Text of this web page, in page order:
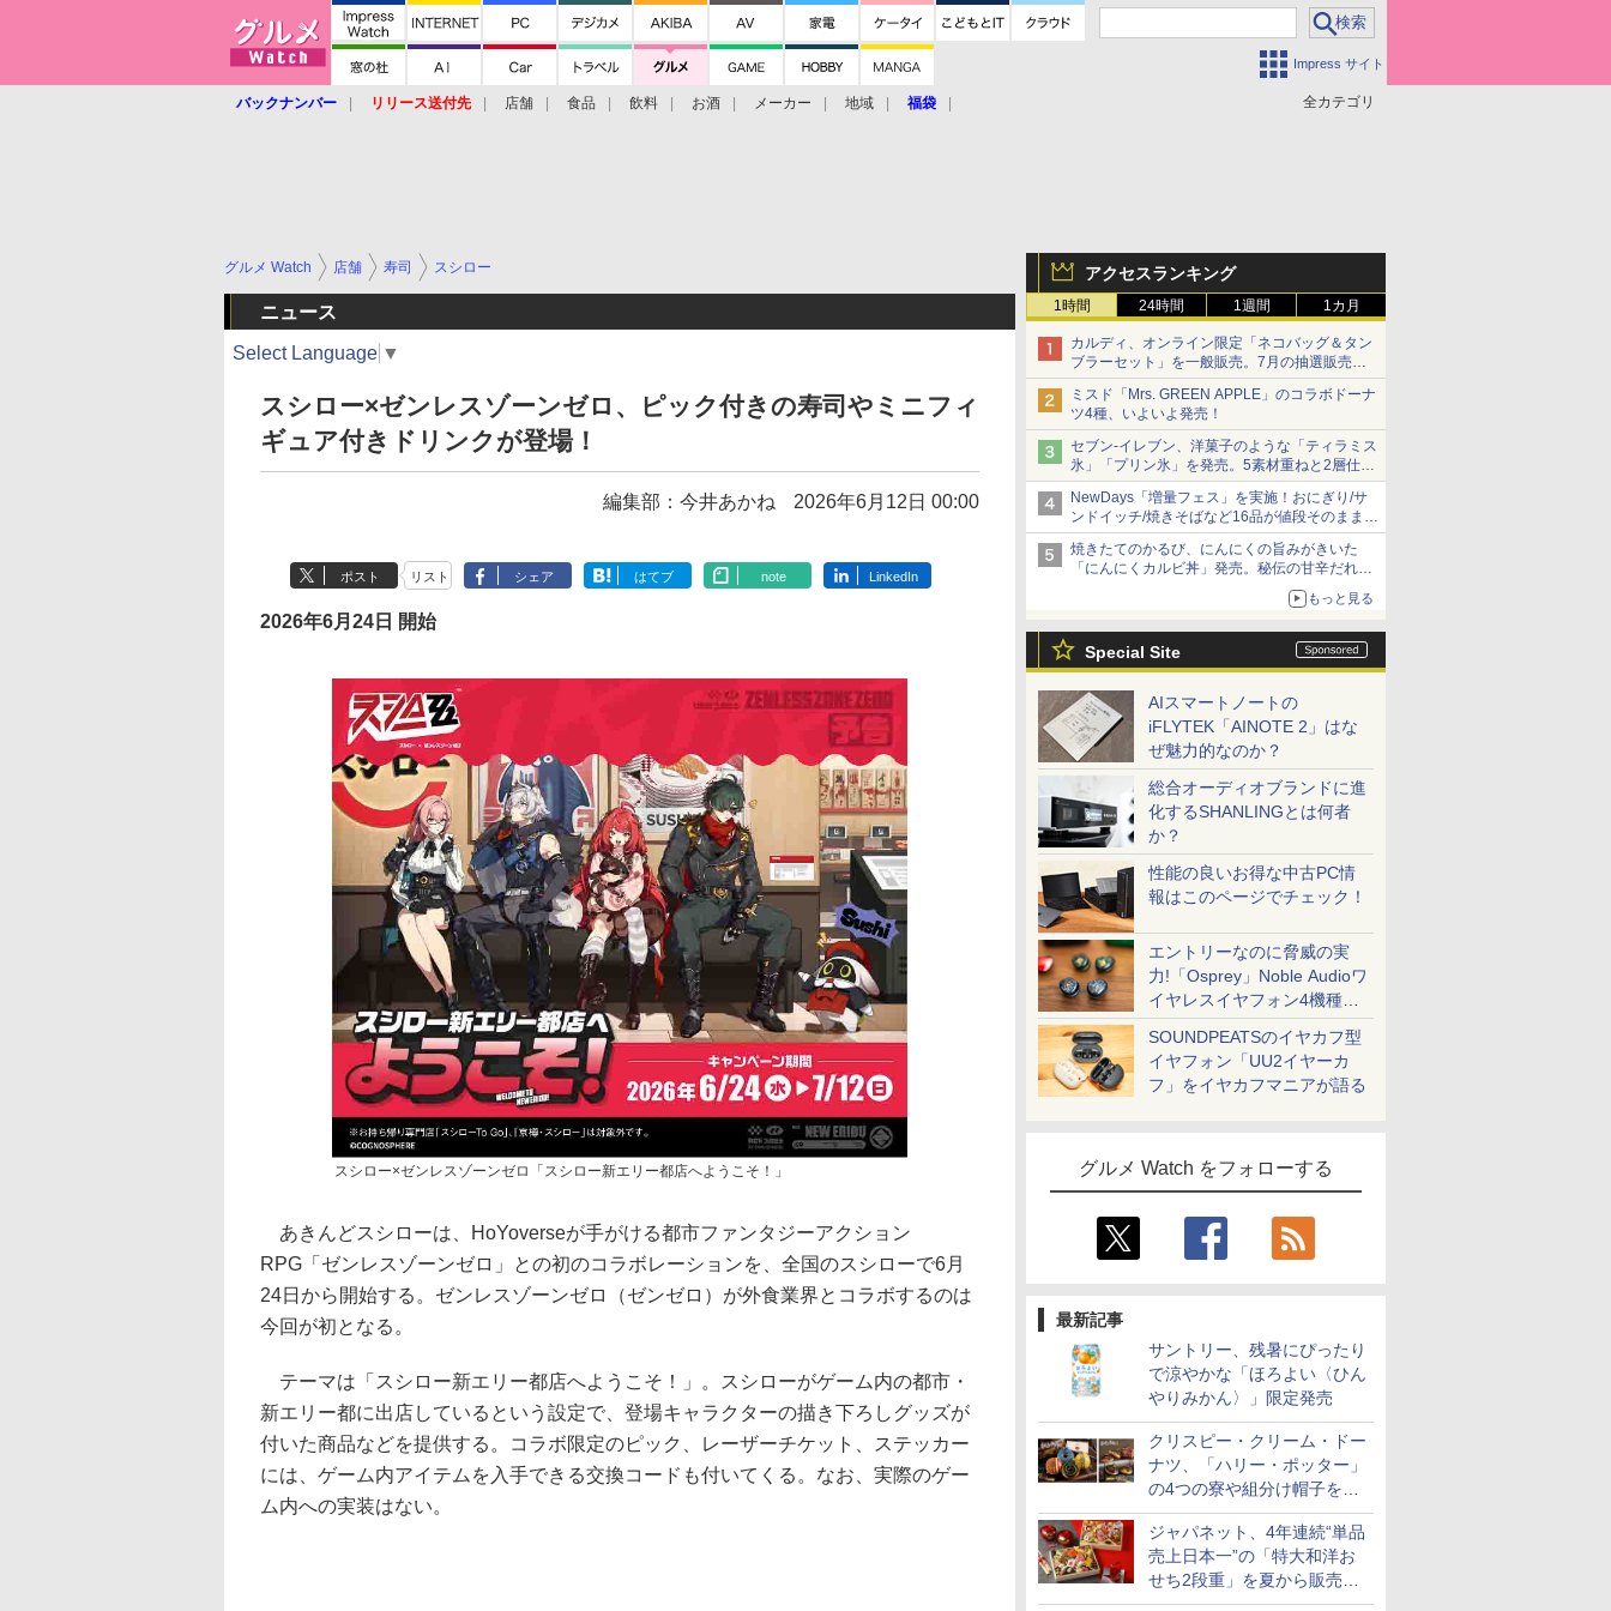
Impress サイト
全カテゴリ
バックナンバー リリース送付先 店舗 食品 飲料 お酒 メーカー 地域 福袋
アクセスランキング
1時間 24時間 1週間 1カ月
カルディ、オンライン限定「ネコバッグ＆タン
ブラーセット」を一般販売。7月の抽選販売の
当選無効分
ミスド「Mrs. GREEN APPLE」のコラボドーナ
ツ4種、いよいよ発売！
セブン-イレブン、洋菓子のような「ティラミス
氷」「プリン氷」を発売。5素材重ねと2層仕立
ての濃厚な味わい
NewDays「増量フェス」を実施！おにぎり/サ
ンドイッチ/焼きそばなど16品が値段そのままで
ボリュームアップ
焼きたてのかるび、にんにくの旨みがきいた
「にんにくカルビ丼」発売。秘伝の甘辛だれを
もっと見る
Special Site
AIスマートノートの
iFLYTEK「AINOTE 2」はな
ぜ魅力的なのか？
総合オーディオブランドに進
化するSHANLINGとは何者
か？
性能の良いお得な中古PC情
報はこのページでチェック！
エントリーなのに脅威の実
力!「Osprey」Noble Audioワ
イヤレスイヤフォン4機種を
一気に聴く
SOUNDPEATSのイヤカフ型
イヤフォン「UU2イヤーカ
フ」をイヤカフマニアが語る
グルメ Watch をフォローする
最新記事
サントリー、残暑にぴったり
で涼やかな「ほろよい〈ひん
やりみかん〉」限定発売
クリスピー・クリーム・ドー
ナツ、「ハリー・ポッター」
の4つの寮や組分け帽子をイ
メージしたドーナツなど発売
ジャパネット、4年連続“単品
売上日本一”の「特大和洋お
せち2段重」を夏から販売。
73品・年越しそば付き
グルメ Watch 店舗 寿司 スシロー
ニュース
Select Language ▼
スシロー×ゼンレスゾーンゼロ、ピック付きの寿司やミニフィ
ギュア付きドリンクが登場！
編集部：今井あかね 2026年6月12日 00:00
ポスト リスト シェア はてブ note LinkedIn
2026年6月24日 開始
スシロー×ゼンレスゾーンゼロ「スシロー新エリー都店へようこそ！」
あきんどスシローは、HoYoverseが手がける都市ファンタジーアクション
RPG「ゼンレスゾーンゼロ」との初のコラボレーションを、全国のスシローで6月
24日から開始する。ゼンレスゾーンゼロ（ゼンゼロ）が外食業界とコラボするのは
今回が初となる。
テーマは「スシロー新エリー都店へようこそ！」。スシローがゲーム内の都市・
新エリー都に出店しているという設定で、登場キャラクターの描き下ろしグッズが
付いた商品などを提供する。コラボ限定のピック、レーザーチケット、ステッカー
には、ゲーム内アイテムを入手できる交換コードも付いてくる。なお、実際のゲー
ム内への実装はない。